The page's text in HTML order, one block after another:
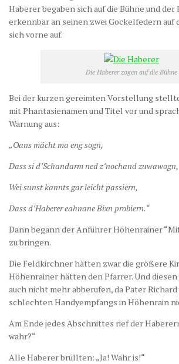
Haberer begaben sich auf die Bühne und
erkennbar an seinen zwei Gockelfedern auf
sich vorne auf.
Die Haberer zogen auf die Bühne
Bei der kurzen gereimten Vorstellung
mit Phantasienamen und Titel vor und
Warnung aus:
„Oans mächt ma eng sogn,
Dass si d’Schandarm ned z’nochand zuwawogn,
Wei sunst kannts gar leicht passiern,
Dass d’Haberer eahnane Bixn probiern.“
Dann begann der Anführer Höhenrainer
zu bringen.
Die Feldkirchner hätten zwar die größere
Höhenrainer hätten den Pfarrer. Und
auch nicht mehr abberufen, da Pater Richard
schlechten Handyempfangs in Höhenrain
Am Ende jedes Abschnittes rief der
wahr?“
Alle Haberer brüllten: „Ja! Wahr is!“